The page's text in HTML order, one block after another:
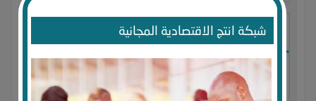
شبكة انتج الاقتصادية المجانية
Adamvet